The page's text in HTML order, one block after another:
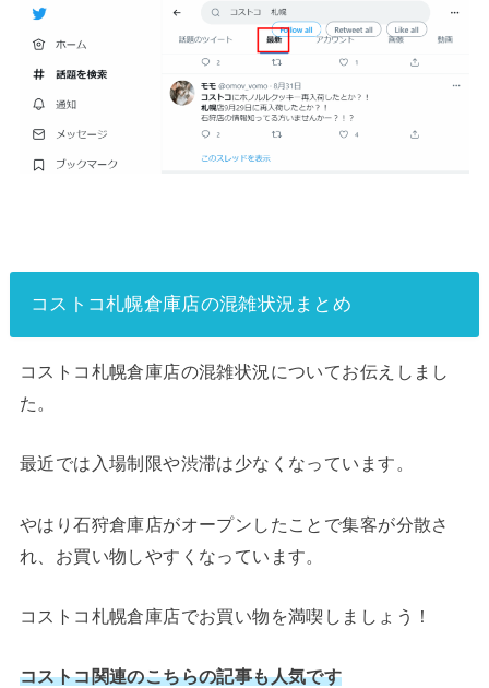
コストコ札幌倉庫店の混雑状況まとめ
コストコ札幌倉庫店の混雑状況についてお伝えしまし
た。
最近では入場制限や渋滞は少なくなっています。
やはり石狩倉庫店がオープンしたことで集客が分散さ
れ、お買い物しやすくなっています。
コストコ札幌倉庫店でお買い物を満喫しましょう！
コストコ関連のこちらの記事も人気です